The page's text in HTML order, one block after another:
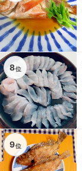
8位
9位